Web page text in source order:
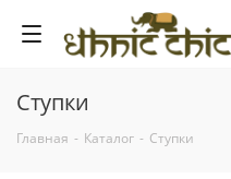
Ступки
Главная - Каталог - Ступки